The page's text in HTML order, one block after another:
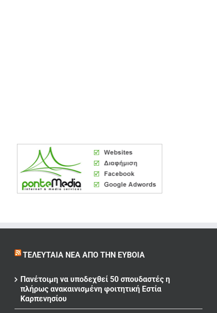
ΤΕΛΕΥΤΑΊΑ ΝΈΑ ΑΠΌ ΤΗΝ ΕΎΒΟΙΑ
Πανέτοιμη να υποδεχθεί 50 σπουδαστές η
πλήρως ανακαινισμένη φοιτητική Εστία
Καρπενησίου